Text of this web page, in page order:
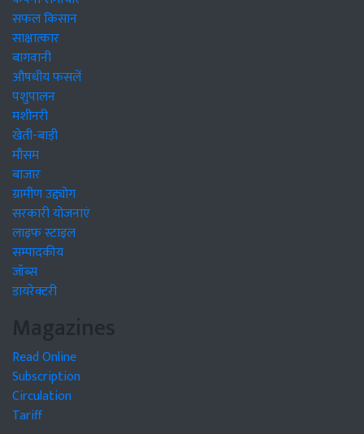
सफल किसान
साक्षात्कार
बागवानी
औषधीय फसलें
पशुपालन
मशीनरी
खेती-बाड़ी
मौसम
बाजार
ग्रामीण उद्द्योग
सरकारी योजनाएं
लाइफ स्टाइल
सम्पादकीय
जॉब्स
डायरेक्टरी
Magazines
Read Online
Subscription
Circulation
Tariff